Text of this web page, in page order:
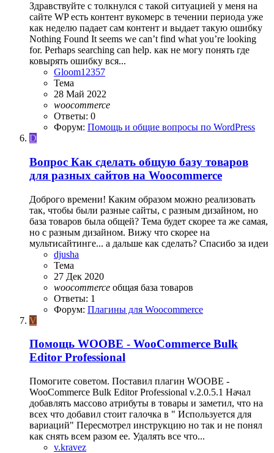
Здравствуйте с толкнулся с такой ситуацией у меня на
сайте WP есть контент вукомерс в течении периода уже
как неделю падает сам контент и выдает такую ошибку
Nothing Found It seems we can’t find what you’re looking
for. Perhaps searching can help. как не могу понять где
ковырять ошибку вся...
Gloom12357
Тема
28 Май 2022
woocommerce
Ответы: 0
Форум: Помощь и общие вопросы по WordPress
D
Вопрос Как сделать общую базу товаров
для разных сайтов на Woocommerce
Доброго времени! Каким образом можно реализовать
так, чтобы были разные сайты, с разным дизайном, но
база товаров была общей? Тема будет скорее та же самая,
но с разным дизайном. Вижу что скорее на
мультисайтинге... а дальше как сделать? Спасибо за идеи
djusha
Тема
27 Дек 2020
woocommerce общая база товаров
Ответы: 1
Форум: Плагины для Woocommerce
V
Помощь WOOBE - WooCommerce Bulk
Editor Professional
Помогите советом. Поставил плагин WOOBE -
WooCommerce Bulk Editor Professional v.2.0.5.1 Начал
добавлять массово атрибуты в товары и заметил, что на
всех что добавил стоит галочка в " Используется для
вариаций" Пересмотрел инструкцию но так и не понял
как снять всем разом ее. Удалять все что...
v.kravez